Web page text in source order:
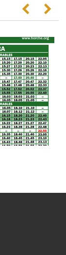
Anterior